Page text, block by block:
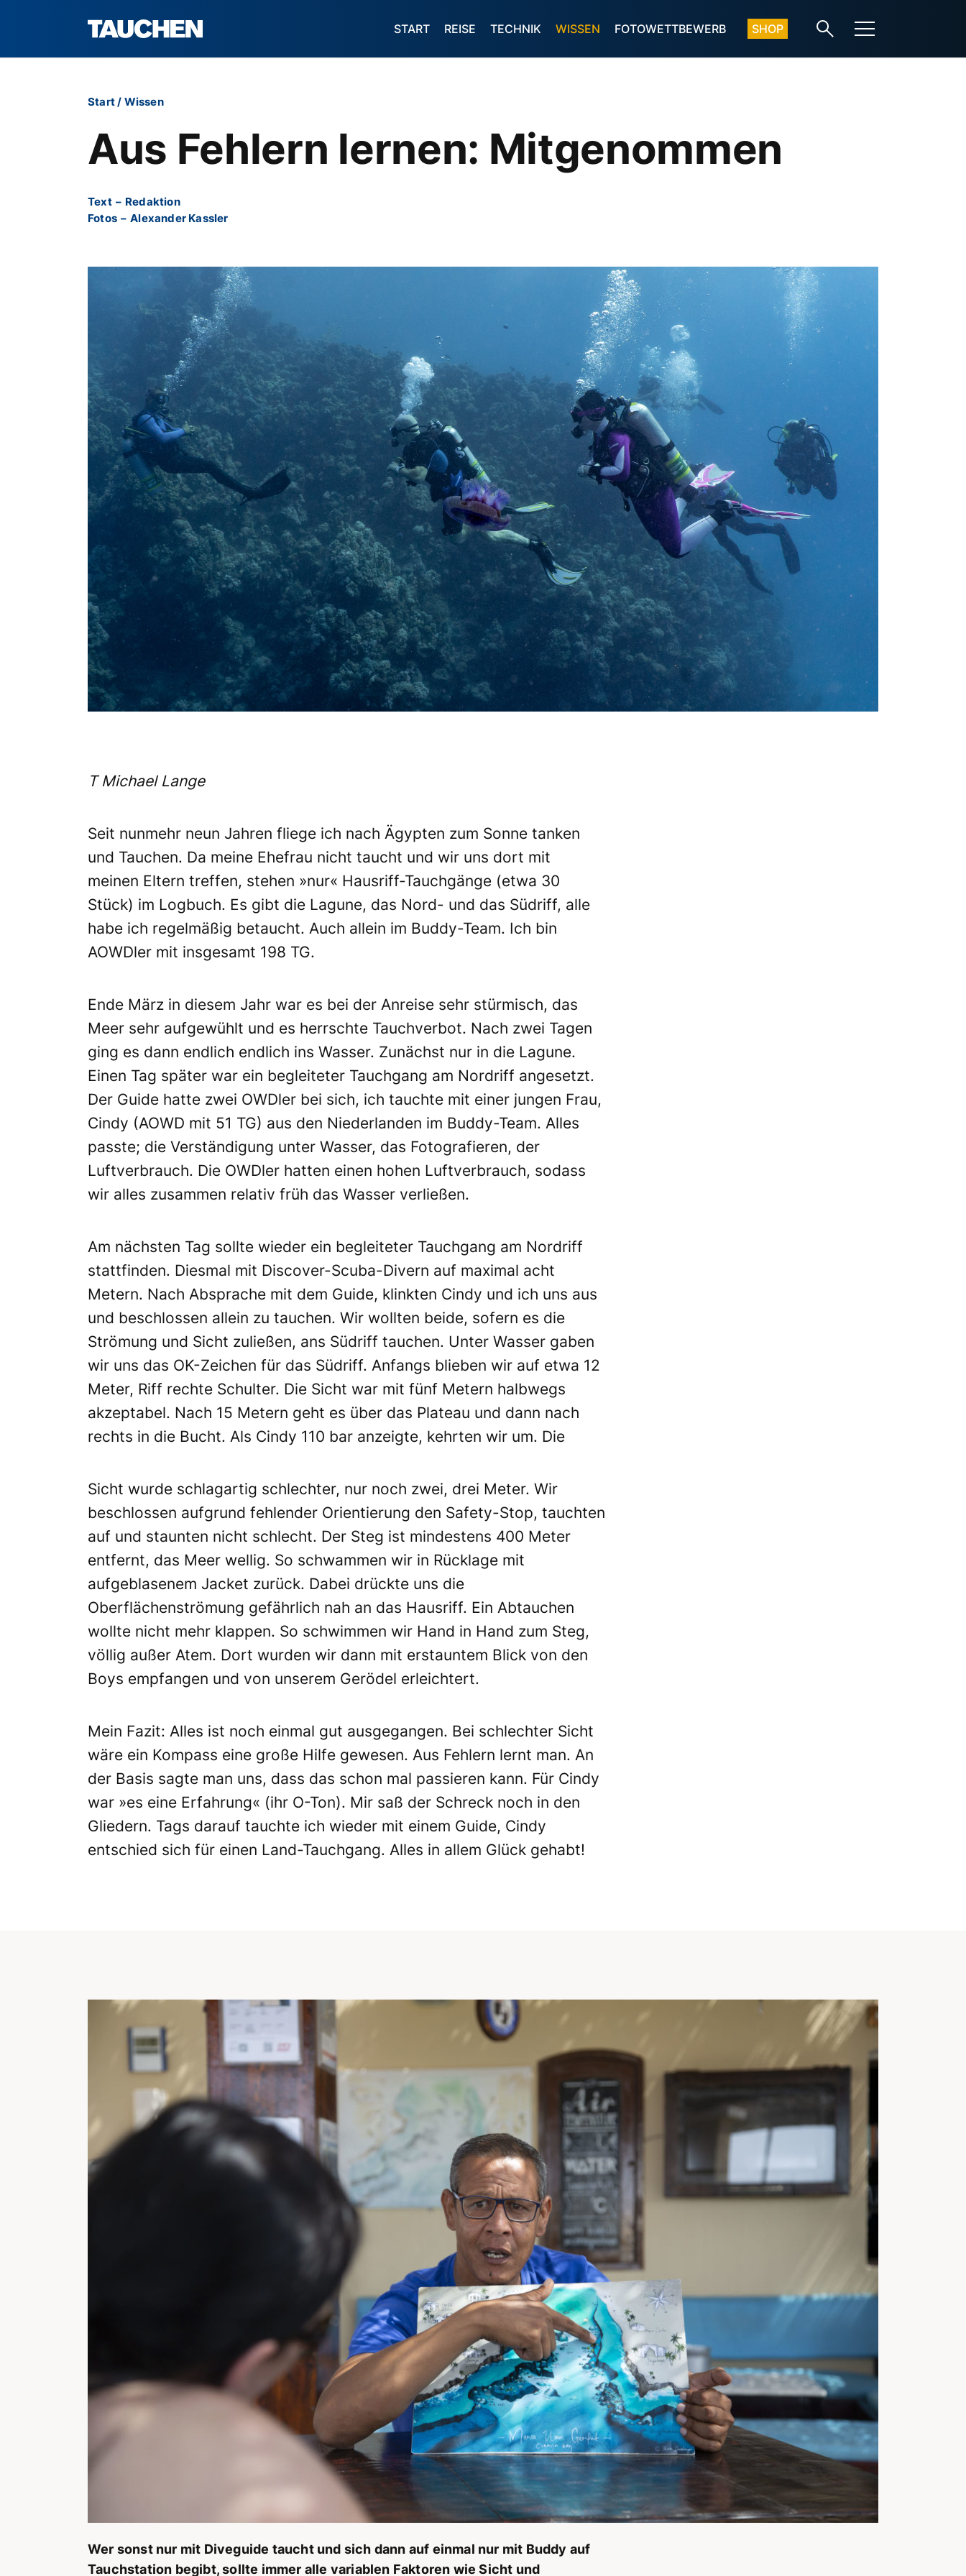
START REISE TECHNIK WISSEN FOTOWETTBEWERB SHOP
Start/ Wissen
Aus Fehlern lernen: Mitgenommen
Text – Redaktion
Fotos – Alexander Kassler
T Michael Lange
Seit nunmehr neun Jahren fliege ich nach Ägypten zum Sonne tanken
und Tauchen. Da meine Ehefrau nicht taucht und wir uns dort mit
meinen Eltern treffen, stehen »nur« Hausriff-Tauchgänge (etwa 30
Stück) im Logbuch. Es gibt die Lagune, das Nord- und das Südriff, alle
habe ich regelmäßig betaucht. Auch allein im Buddy-Team. Ich bin
AOWDler mit insgesamt 198 TG.
Ende März in diesem Jahr war es bei der Anreise sehr stürmisch, das
Meer sehr aufgewühlt und es herrschte Tauchverbot. Nach zwei Tagen
ging es dann endlich endlich ins Wasser. Zunächst nur in die Lagune.
Einen Tag später war ein begleiteter Tauchgang am Nordriff angesetzt.
Der Guide hatte zwei OWDler bei sich, ich tauchte mit einer jungen Frau,
Cindy (AOWD mit 51 TG) aus den Niederlanden im Buddy-Team. Alles
passte; die Verständigung unter Wasser, das Fotografieren, der
Luftverbrauch. Die OWDler hatten einen hohen Luftverbrauch, sodass
wir alles zusammen relativ früh das Wasser verließen.
Am nächsten Tag sollte wieder ein begleiteter Tauchgang am Nordriff
stattfinden. Diesmal mit Discover-Scuba-Divern auf maximal acht
Metern. Nach Absprache mit dem Guide, klinkten Cindy und ich uns aus
und beschlossen allein zu tauchen. Wir wollten beide, sofern es die
Strömung und Sicht zuließen, ans Südriff tauchen. Unter Wasser gaben
wir uns das OK-Zeichen für das Südriff. Anfangs blieben wir auf etwa 12
Meter, Riff rechte Schulter. Die Sicht war mit fünf Metern halbwegs
akzeptabel. Nach 15 Metern geht es über das Plateau und dann nach
rechts in die Bucht. Als Cindy 110 bar anzeigte, kehrten wir um. Die
Sicht wurde schlagartig schlechter, nur noch zwei, drei Meter. Wir
beschlossen aufgrund fehlender Orientierung den Safety-Stop, tauchten
auf und staunten nicht schlecht. Der Steg ist mindestens 400 Meter
entfernt, das Meer wellig. So schwammen wir in Rücklage mit
aufgeblasenem Jacket zurück. Dabei drückte uns die
Oberflächenströmung gefährlich nah an das Hausriff. Ein Abtauchen
wollte nicht mehr klappen. So schwimmen wir Hand in Hand zum Steg,
völlig außer Atem. Dort wurden wir dann mit erstauntem Blick von den
Boys empfangen und von unserem Gerödel erleichtert.
Mein Fazit: Alles ist noch einmal gut ausgegangen. Bei schlechter Sicht
wäre ein Kompass eine große Hilfe gewesen. Aus Fehlern lernt man. An
der Basis sagte man uns, dass das schon mal passieren kann. Für Cindy
war »es eine Erfahrung« (ihr O-Ton). Mir saß der Schreck noch in den
Gliedern. Tags darauf tauchte ich wieder mit einem Guide, Cindy
entschied sich für einen Land-Tauchgang. Alles in allem Glück gehabt!
Wer sonst nur mit Diveguide taucht und sich dann auf einmal nur mit Buddy auf
Tauchstation begibt, sollte immer alle variablen Faktoren wie Sicht und